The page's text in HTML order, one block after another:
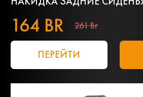
164 BR 261 Br
ПЕРЕЙТИ